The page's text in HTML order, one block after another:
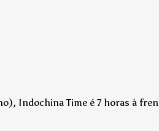
Indochina Time é 7 horas à